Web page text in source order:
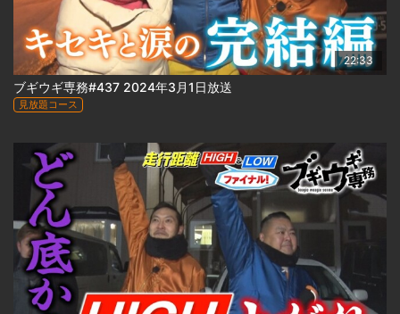
22:33
ブギウギ専務#437 2024年3月1日放送
見放題コース